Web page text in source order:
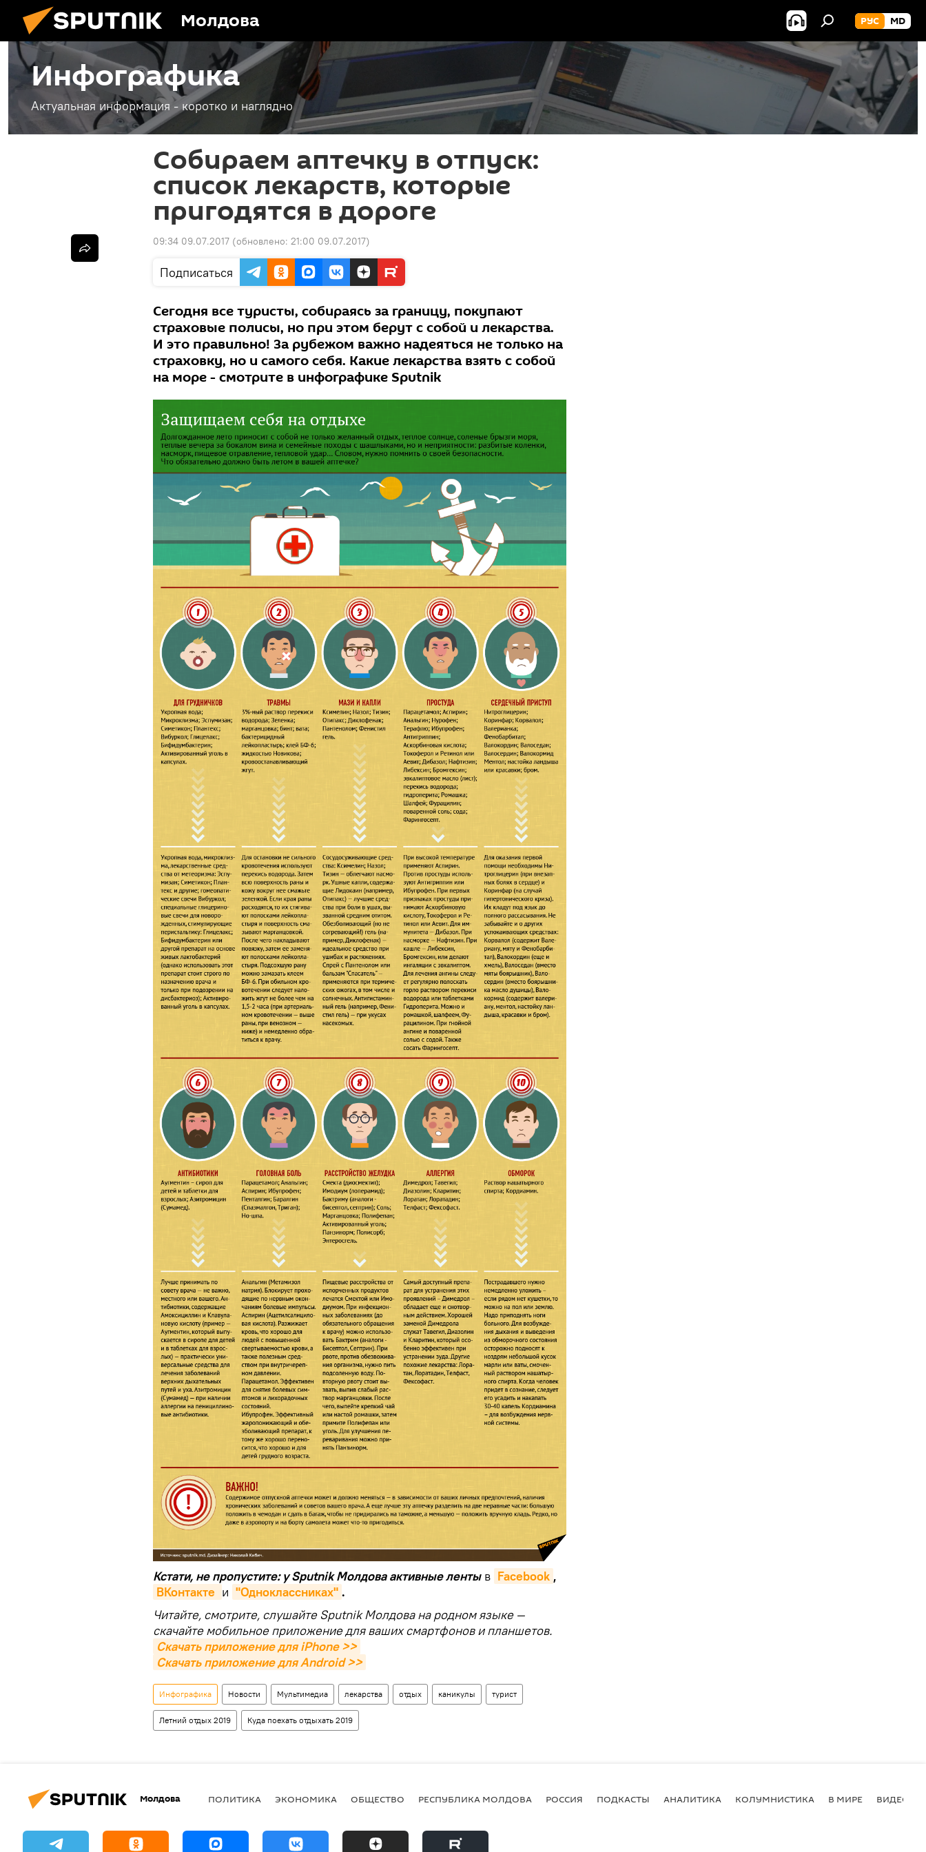
Молдова РУС MD
Инфографика
Актуальная информация - коротко и наглядно
Собираем аптечку в отпуск:
список лекарств, которые
пригодятся в дороге
09:34 09.07.2017 (обновлено: 21:00 09.07.2017)
Подписаться
Сегодня все туристы, собираясь за границу, покупают
страховые полисы, но при этом берут с собой и лекарства.
И это правильно! За рубежом важно надеяться не только на
страховку, но и самого себя. Какие лекарства взять с собой
на море - смотрите в инфографике Sputnik
Кстати, не пропустите: у Sputnik Молдова активные ленты в Facebook ,
ВКонтакте и "Одноклассниках" .
Читайте, смотрите, слушайте Sputnik Молдова на родном языке —
скачайте мобильное приложение для ваших смартфонов и планшетов.
Скачать приложение для iPhone >>
Скачать приложение для Android >>
Инфографика Новости Мультимедиа лекарства отдых каникулы турист
Летний отдых 2019 Куда поехать отдыхать 2019
Молдова ПОЛИТИКА ЭКОНОМИКА ОБЩЕСТВО РЕСПУБЛИКА МОЛДОВА РОССИЯ ПОДКАСТЫ АНАЛИТИКА КОЛУМНИСТИКА В МИРЕ ВИДЕО